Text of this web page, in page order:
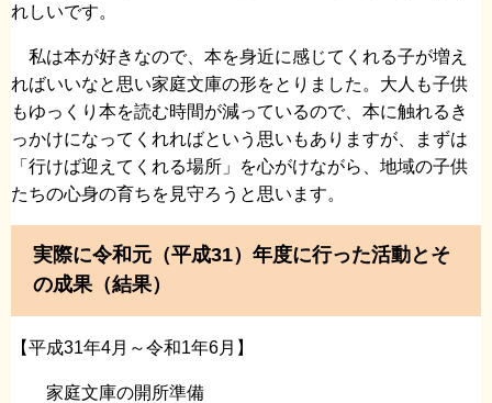
れしいです。
私は本が好きなので、本を身近に感じてくれる子が増え
ればいいなと思い家庭文庫の形をとりました。大人も子供
もゆっくり本を読む時間が減っているので、本に触れるき
っかけになってくれればという思いもありますが、まずは
「行けば迎えてくれる場所」を心がけながら、地域の子供
たちの心身の育ちを見守ろうと思います。
実際に令和元（平成31）年度に行った活動とそ
の成果（結果）
【平成31年4月～令和1年6月】
家庭文庫の開所準備